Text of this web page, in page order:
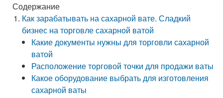
Содержание
Как зарабатывать на сахарной вате. Сладкий
бизнес на торговле сахарной ватой
Какие документы нужны для торговли сахарной
ватой
Расположение торговой точки для продажи ваты
Какое оборудование выбрать для изготовления
сахарной ваты